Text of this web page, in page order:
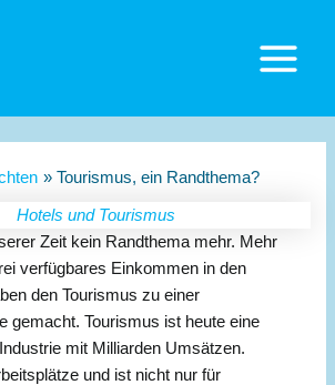
Main
Menu
Tourismus, ein Randthema?
Zeit kein Randthema mehr. Mehr
verfügbares Einkommen in den
den Tourismus zu einer
gemacht. Tourismus ist heute eine
mit Milliarden Umsätzen.
und ist nicht nur für